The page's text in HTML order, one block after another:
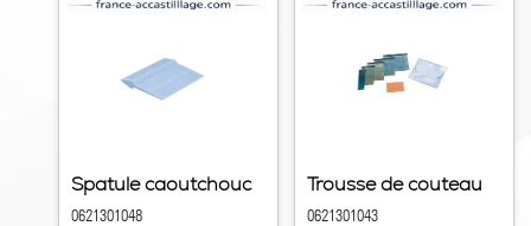
Spatule caoutchouc
0621301048
Trousse de couteau
0621301043